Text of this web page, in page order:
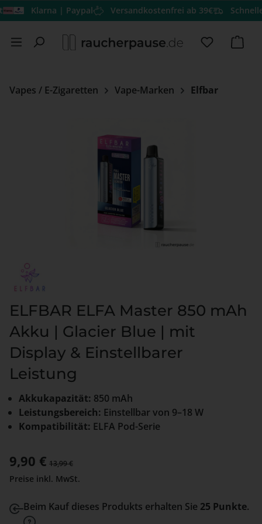
Zum Hauptinhalt springen
Klarna | Paypal Versandkostenfrei ab 39€ Schneller
Du hast
Vapes / E-Zigaretten Vape-Marken Elfbar
ELFBAR ELFA Master 850 mAh
Akku | Glacier Blue | mit
Display & Einstellbarer
Leistung
Akkukapazität: 850 mAh
Leistungsbereich: Einstellbar von 9–18 W
Kompatibilität: ELFA Pod-Serie
Verkaufspreis:
9,90 € Regulärer Preis:
13,99 €
Preise inkl. MwSt.
Beim Kauf dieses Produkts erhalten Sie 25 Punkte.